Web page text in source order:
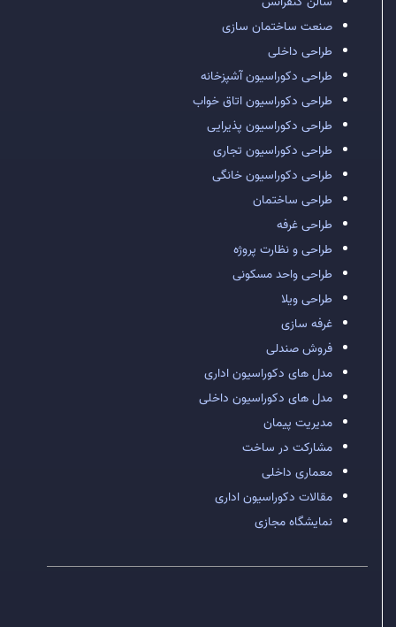
صنعت ساختمان سازی
طراحی داخلی
طراحی دکوراسیون آشپزخانه
طراحی دکوراسیون اتاق خواب
طراحی دکوراسیون پذیرایی
طراحی دکوراسیون تجاری
طراحی دکوراسیون خانگی
طراحی ساختمان
طراحی غرفه
طراحی و نظارت پروژه
طراحی واحد مسکونی
طراحی ویلا
غرفه سازی
فروش صندلی
مدل های دکوراسیون اداری
مدل های دکوراسیون داخلی
مدیریت پیمان
مشارکت در ساخت
معماری داخلی
مقالات دکوراسیون اداری
نمایشگاه مجازی